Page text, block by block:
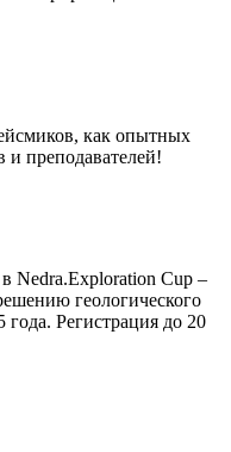
как опытных
преподавателей!
Nedra.Exploration Cup –
геологического
года. Регистрация до 20